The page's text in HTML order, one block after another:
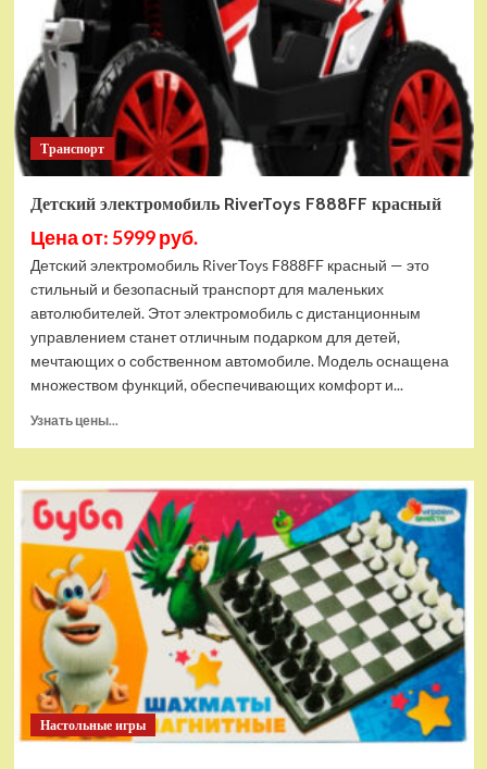
Транспорт
Детский электромобиль RiverToys F888FF красный
Цена от: 5999 руб.
Детский электромобиль RiverToys F888FF красный — это
стильный и безопасный транспорт для маленьких
автолюбителей. Этот электромобиль с дистанционным
управлением станет отличным подарком для детей,
мечтающих о собственном автомобиле. Модель оснащена
множеством функций, обеспечивающих комфорт и...
Узнать цены...
Детский
электромобиль
RiverToys
F888FF
красный
Настольные игры